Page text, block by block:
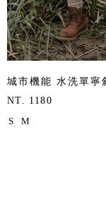
城市機能 水洗單寧
NT. 1180
S M